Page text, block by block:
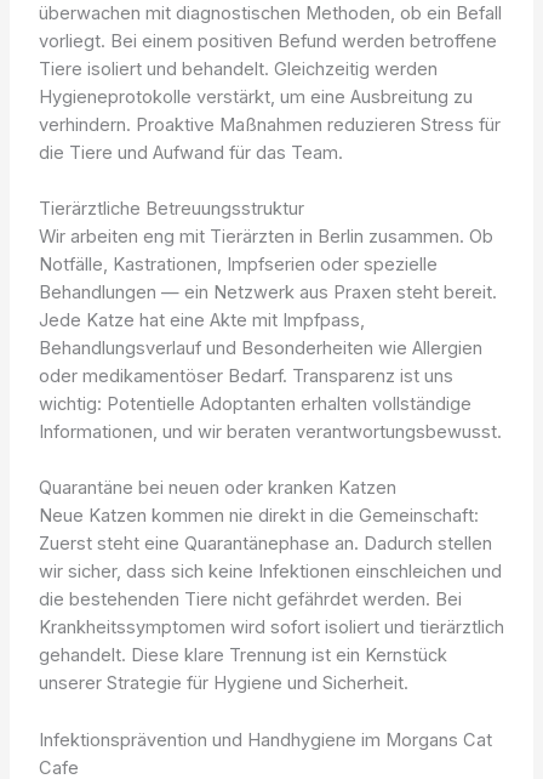
überwachen mit diagnostischen Methoden, ob ein Befall
vorliegt. Bei einem positiven Befund werden betroffene
Tiere isoliert und behandelt. Gleichzeitig werden
Hygieneprotokolle verstärkt, um eine Ausbreitung zu
verhindern. Proaktive Maßnahmen reduzieren Stress für
die Tiere und Aufwand für das Team.
Tierärztliche Betreuungsstruktur
Wir arbeiten eng mit Tierärzten in Berlin zusammen. Ob
Notfälle, Kastrationen, Impfserien oder spezielle
Behandlungen — ein Netzwerk aus Praxen steht bereit.
Jede Katze hat eine Akte mit Impfpass,
Behandlungsverlauf und Besonderheiten wie Allergien
oder medikamentöser Bedarf. Transparenz ist uns
wichtig: Potentielle Adoptanten erhalten vollständige
Informationen, und wir beraten verantwortungsbewusst.
Quarantäne bei neuen oder kranken Katzen
Neue Katzen kommen nie direkt in die Gemeinschaft:
Zuerst steht eine Quarantänephase an. Dadurch stellen
wir sicher, dass sich keine Infektionen einschleichen und
die bestehenden Tiere nicht gefährdet werden. Bei
Krankheitssymptomen wird sofort isoliert und tierärztlich
gehandelt. Diese klare Trennung ist ein Kernstück
unserer Strategie für Hygiene und Sicherheit.
Infektionsprävention und Handhygiene im Morgans Cat
Cafe